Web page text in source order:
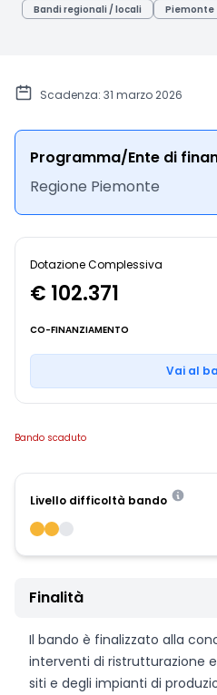
Bandi regionali / locali
Piemonte
Scadenza: 31 marzo 2026
Programma/Ente di
Regione Piemonte
Dotazione Complessiva
€ 102.371
CO-FINANZIAMENTO
Vai al
Bando scaduto
Livello difficoltà bando
Finalità
Il bando è finalizzato alla
interventi di ristrutturazione
siti e degli impianti di